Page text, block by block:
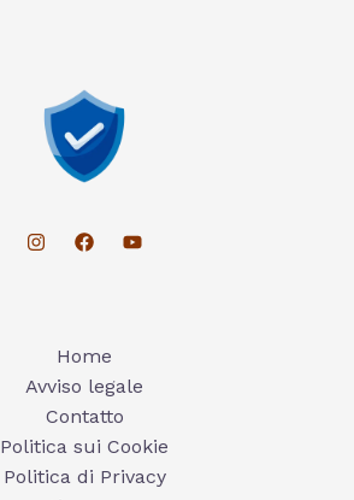
Home
Avviso legale
Contatto
Politica sui Cookie
Politica di Privacy